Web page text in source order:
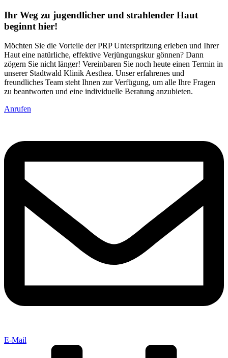
Ihr Weg zu jugendlicher und strahlender Haut
beginnt hier!
Möchten Sie die Vorteile der PRP Unterspritzung erleben und Ihrer
Haut eine natürliche, effektive Verjüngungskur gönnen? Dann
zögern Sie nicht länger! Vereinbaren Sie noch heute einen Termin in
unserer Stadtwald Klinik Aesthea. Unser erfahrenes und
freundliches Team steht Ihnen zur Verfügung, um alle Ihre Fragen
zu beantworten und eine individuelle Beratung anzubieten.
Anrufen
E-Mail